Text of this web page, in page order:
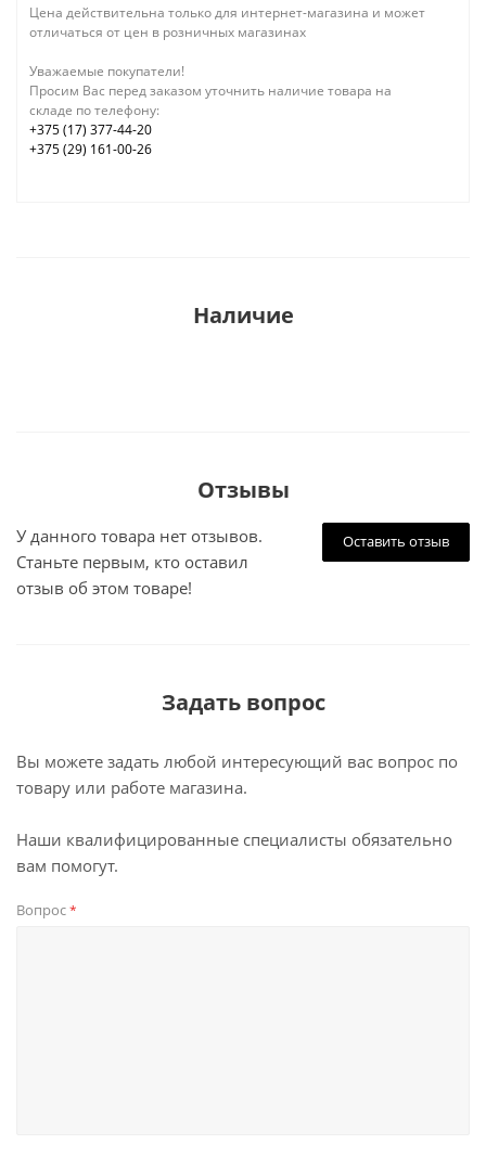
Цена действительна только для интернет-магазина и может
отличаться от цен в розничных магазинах
Уважаемые покупатели!
Просим Вас перед заказом уточнить наличие товара на
складе по телефону:
+375 (17) 377-44-20
+375 (29) 161-00-26
Наличие
Отзывы
Оставить отзыв
У данного товара нет отзывов.
Станьте первым, кто оставил
отзыв об этом товаре!
Задать вопрос
Вы можете задать любой интересующий вас вопрос по
товару или работе магазина.
Наши квалифицированные специалисты обязательно
вам помогут.
Вопрос*